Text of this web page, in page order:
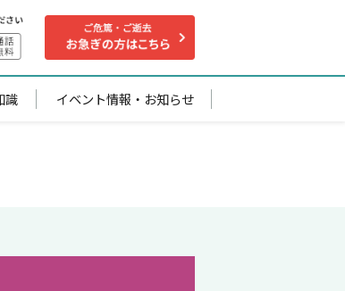
識 イベント情報・お知らせ